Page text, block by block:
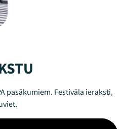
pasākumiem. Festivāla ieraksti,